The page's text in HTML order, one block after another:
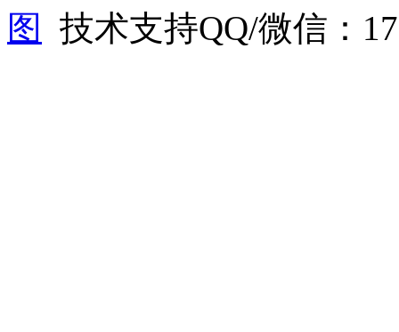
图
技术支持QQ/微信：